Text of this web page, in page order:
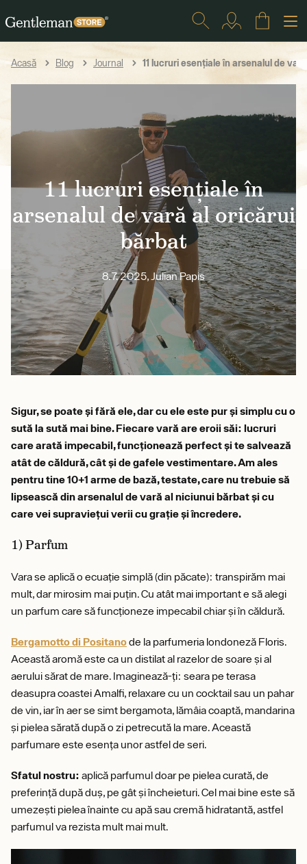
Acasă Blog Journal 11 lucruri esențiale în arsenalul de
11 lucruri esențiale în
arsenalul de vară al oricărui
bărbat
8.7. 2025, Julian Papis
Sigur, se poate și fără ele, dar cu ele este pur și simplu cu o
sută la sută mai bine. Fiecare vară are eroii săi: lucruri
care arată impecabil, funcționează perfect și te salvează
atât de căldură, cât și de gafele vestimentare. Am ales
pentru tine 10+1 arme de bază, testate, care nu trebuie să
lipsească din arsenalul de vară al niciunui bărbat și cu
care vei supraviețui verii cu grație și încredere.
1) Parfum
Vara se aplică o ecuație simplă (din păcate): transpirăm mai
mult, dar mirosim mai puțin. Cu atât mai important e să alegi
un parfum care să funcționeze impecabil chiar și în căldură.
Bergamotto di Positanode la parfumeria londoneză Floris.
Această aromă este ca un distilat al razelor de soare și al
aerului sărat de mare. Imaginează-ți: seara pe terasa
deasupra coastei Amalfi, relaxare cu un cocktail sau un pahar
de vin, iar în aer se simt bergamota, lămâia coaptă, mandarina
și pielea sărată după o zi petrecută la mare. Această
parfumare este esența unor astfel de seri.
Sfatul nostru: aplică parfumul doar pe pielea curată, de
preferință după duș, pe gât și încheieturi. Cel mai bine este să
umezești pielea înainte cu apă sau cremă hidratantă, astfel
parfumul va rezista mult mai mult.